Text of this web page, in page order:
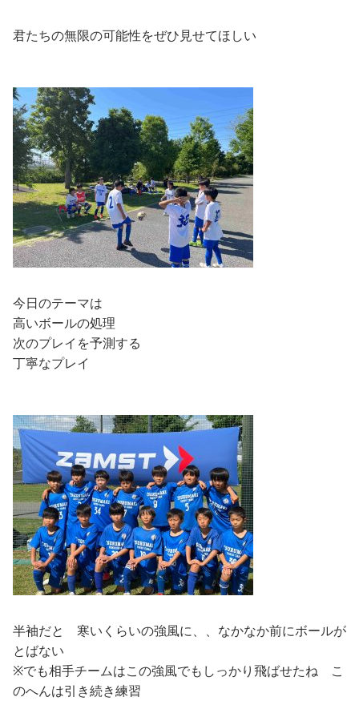
君たちの無限の可能性をぜひ見せてほしい
今日のテーマは
高いボールの処理
次のプレイを予測する
丁寧なプレイ
半袖だと 寒いくらいの強風に、、なかなか前にボールが
とばない
※でも相手チームはこの強風でもしっかり飛ばせたね こ
のへんは引き続き練習